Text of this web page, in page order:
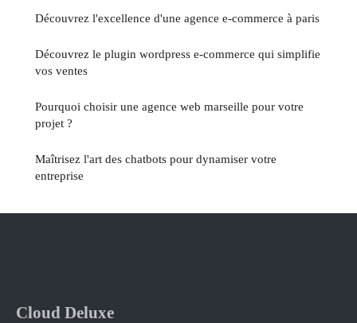
Découvrez l'excellence d'une agence e-commerce à paris
Découvrez le plugin wordpress e-commerce qui simplifie
vos ventes
Pourquoi choisir une agence web marseille pour votre
projet ?
Maîtrisez l'art des chatbots pour dynamiser votre
entreprise
Cloud Deluxe